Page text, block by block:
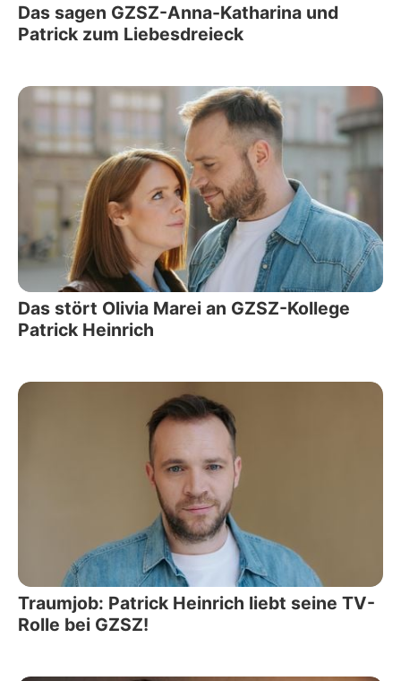
Das sagen GZSZ-Anna-Katharina und
Patrick zum Liebesdreieck
Das stört Olivia Marei an GZSZ-Kollege
Patrick Heinrich
Traumjob: Patrick Heinrich liebt seine TV-
Rolle bei GZSZ!